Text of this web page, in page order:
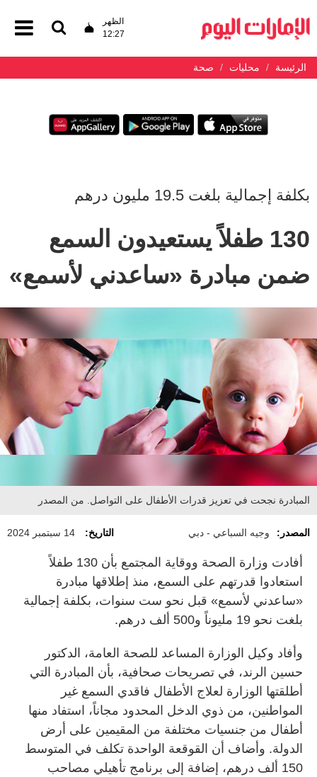
الظهر
12:27
الرئيسة محليات صحة
بكلفة إجمالية بلغت 19.5 مليون درهم
130 طفلاً يستعيدون السمع
ضمن مبادرة «ساعدني لأسمع»
المبادرة نجحت في تعزيز قدرات الأطفال على التواصل. من المصدر
المصدر: وجيه السباعي - دبي التاريخ: 14 سبتمبر 2024
أفادت وزارة الصحة ووقاية المجتمع بأن 130 طفلاً
استعادوا قدرتهم على السمع، منذ إطلاقها مبادرة
«ساعدني لأسمع» قبل نحو ست سنوات، بكلفة إجمالية
بلغت نحو 19 مليوناً و500 ألف درهم.
وأفاد وكيل الوزارة المساعد للصحة العامة، الدكتور
حسين الرند، في تصريحات صحافية، بأن المبادرة التي
أطلقتها الوزارة لعلاج الأطفال فاقدي السمع غير
المواطنين، من ذوي الدخل المحدود مجاناً، استفاد منها
أطفال من جنسيات مختلفة من المقيمين على أرض
الدولة. وأضاف أن القوقعة الواحدة تكلف في المتوسط
150 ألف درهم، إضافة إلى برنامج تأهيلي مصاحب